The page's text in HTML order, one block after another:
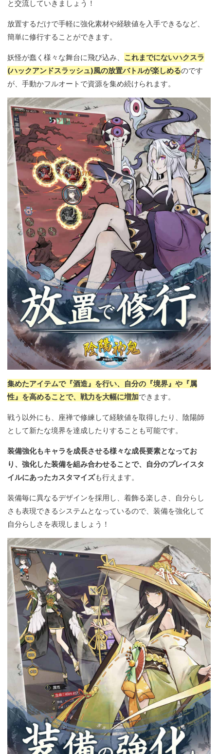
と交流していきましょう！
放置するだけで手軽に強化素材や経験値を入手できるなど、
簡単に修行することができます。
妖怪が蠢く様々な舞台に飛び込み、 これまでにないハクスラ
(ハックアンドスラッシュ)風の放置バトルが楽しめるのです
が、手動かフルオートで資源を集め続けられます。
集めたアイテムで『酒造』を行い、自分の『境界』や『属
性』を高めることで、戦力を大幅に増加できます。
戦う以外にも、座禅で修練して経験値を取得したり、陰陽師
として新たな境界を達成したりすることも可能です。
装備強化もキャラを成長させる様々な成長要素となってお
り、強化した装備を組み合わせることで、自分のプレイスタ
イルにあったカスタマイズも行えます。
装備毎に異なるデザインを採用し、着飾る楽しさ、自分らし
さも表現できるシステムとなっているので、装備を強化して
自分らしさを表現しましょう！